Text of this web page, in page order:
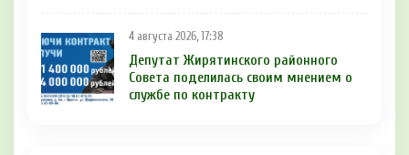
4 августа 2026, 17:38
Депутат Жирятинского районного
Совета поделилась своим мнением о
службе по контракту